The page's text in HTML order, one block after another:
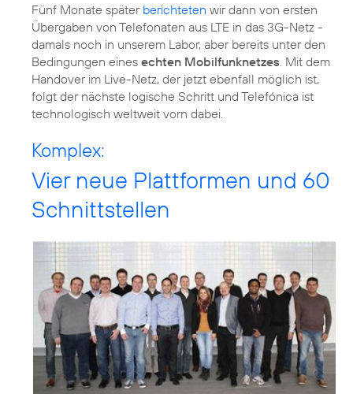
Fünf Monate später berichteten wir dann von ersten
Übergaben von Telefonaten aus LTE in das 3G-Netz -
damals noch in unserem Labor, aber bereits unter den
Bedingungen eines echten Mobilfunknetzes . Mit dem
Handover im Live-Netz, der jetzt ebenfall möglich ist,
folgt der nächste logische Schritt und Telefónica ist
technologisch weltweit vorn dabei.
Komplex:
Vier neue Plattformen und 60
Schnittstellen